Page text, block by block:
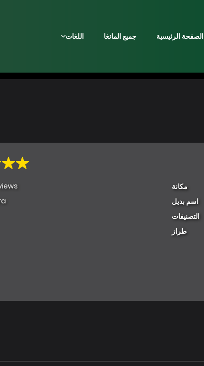
الصفحة الرئيسية جميع المانغا اللغات
مكانة
اسم بديل
التصنيفات
طراز